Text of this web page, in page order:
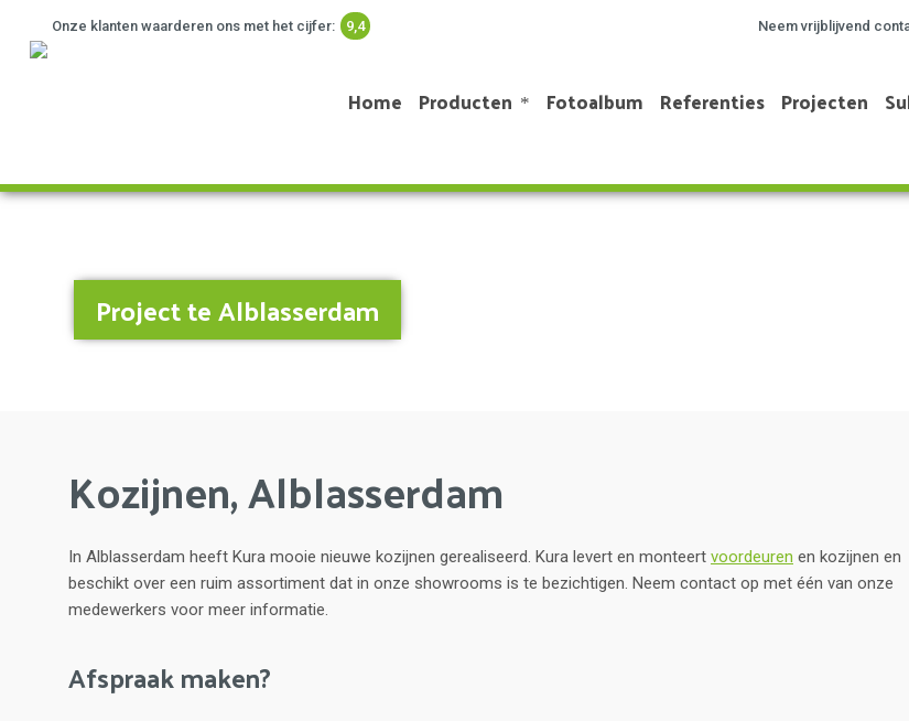
Onze klanten waarderen ons met het cijfer: 9,4 Neem vrijblijvend
Home Producten Fotoalbum Referenties Projecten
Project te Alblasserdam
Kozijnen, Alblasserdam
In Alblasserdam heeft Kura mooie nieuwe kozijnen gerealiseerd. Kura levert en monteert voordeuren en kozijnen en
beschikt over een ruim assortiment dat in onze showrooms is te bezichtigen. Neem contact op met één van onze
medewerkers voor meer informatie.
Afspraak maken?